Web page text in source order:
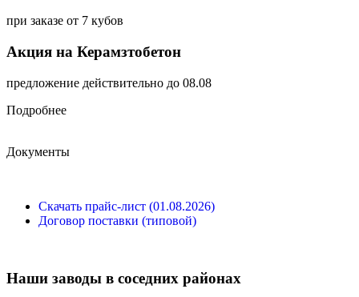
при заказе от 7 кубов
Акция на Керамзтобетон
предложение действительно до 08.08
Подробнее
Документы
Скачать прайс-лист (01.08.2026)
Договор поставки (типовой)
Наши заводы в соседних районах